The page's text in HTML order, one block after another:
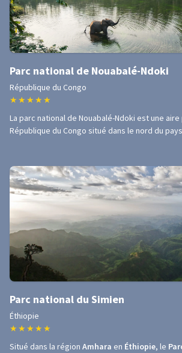
Parc national de Nouabalé-Ndoki
République du Congo
★ ★ ★ ★ ★
La parc national de Nouabalé-Ndoki est une
République du Congo situé dans le nord du
Parc national du Simien
Éthiopie
★ ★ ★ ★ ★
Situé dans la région Amhara en Éthiopie, le